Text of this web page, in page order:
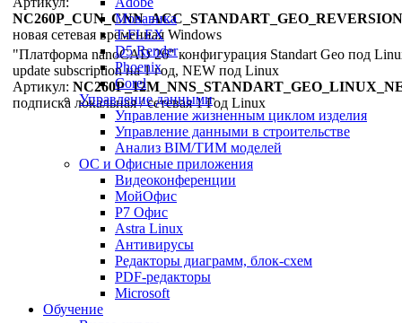
новая сетевая временная Windows
"Платформа nanoCAD 26" конфигурация Standart Geo под
update subscription на 1 год, NEW под Linux
Артикул:
подписка локальная / сетевая 1 Год Linux
Мовавика
T-FLEX
D5 Render
Phoenix
Corel
Управление данными
Управление жизненным циклом изделия
Управление данными в строительстве
Анализ BIM/ТИМ моделей
ОС и Офисные приложения
Видеоконференции
МойОфис
P7 Офис
Astra Linux
Антивирусы
Редакторы диаграмм, блок-схем
PDF-редакторы
Microsoft
Обучение